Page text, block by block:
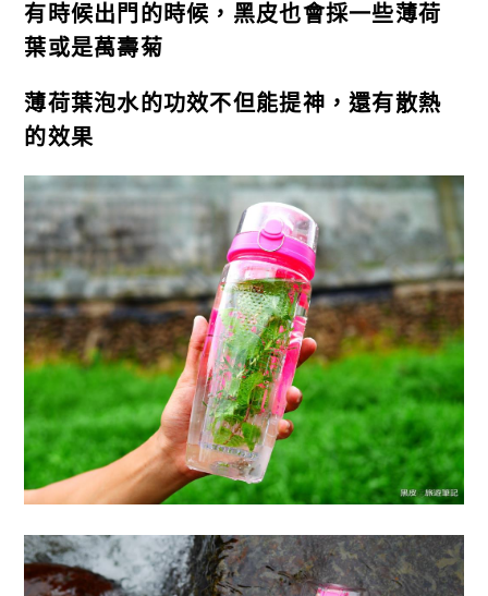
有時候出門的時候，黑皮也會採一些薄荷
葉或是萬壽菊
薄荷葉泡水的功效不但能提神，還有散熱
的效果